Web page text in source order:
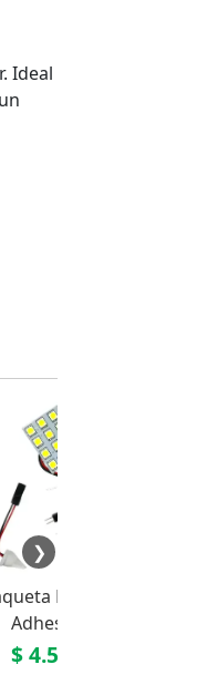
Ideal
LED 16 SMD
Adhesiva con
Adaptadores
$ 4.500 c/u
❯